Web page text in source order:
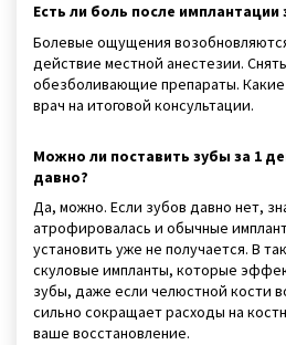
Есть ли боль после имплантации
Болевые ощущения
действие местной анестезии.
обезболивающие препараты.
врач на итоговой консультации.
Можно ли поставить зубы за 1
давно?
Да, можно. Если зубов давно нет,
атрофировалась и обычные
установить уже не получается. В
скуловые импланты, которые
зубы, даже если челюстной кости
сильно сокращает расходы на
ваше восстановление.